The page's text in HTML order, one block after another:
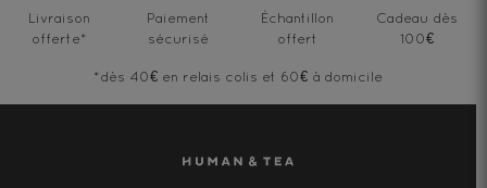
Livraison
offerte*
Paiement
sécurisé
Échantillon
offert
Cadeau dès
100€
*dès 40€ en relais colis et 60€ à domicile